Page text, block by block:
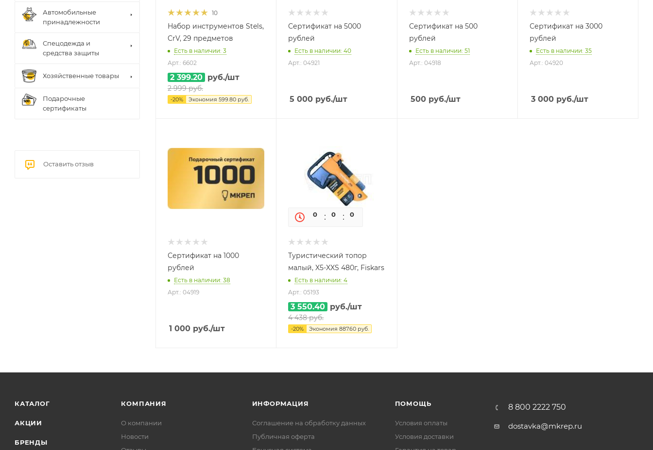
10
Набор инструментов Stels,
CrV, 29 предметов
Есть в наличии: 3
Арт.: 6602
2 399.20 руб./шт
2 999руб.
-20% Экономия 599.80 руб.
Сертификат на 5000
рублей
Есть в наличии: 40
Арт.: 04921
5 000 руб./шт
Сертификат на 500
рублей
Есть в наличии: 51
Арт.: 04918
500руб./шт
Сертификат на 3000
рублей
Есть в наличии: 35
Арт.: 04920
3 000руб./шт
Сертификат на 1000
рублей
Есть в наличии: 38
Арт.: 04919
1 000 руб./шт
0 0 0
Туристический топор
малый, X5-XXS 480г, Fiskars
Есть в наличии: 4
Арт.: 05193
3 550.40 руб./шт
4 438руб.
-20% Экономия887.60 руб.
Автомобильные
принадлежности
Спецодежда и
средства защиты
Хозяйственные товары
Подарочные
сертификаты
Оставить отзыв
КАТАЛОГ
АКЦИИ
БРЕНДЫ
КОМПАНИЯ
О компании
Новости
ИНФОРМАЦИЯ
Соглашение на обработку данных
Публичная оферта
ПОМОЩЬ
Условия оплаты
Условия доставки
8 800 2222 750
dostavka@mkrep.ru